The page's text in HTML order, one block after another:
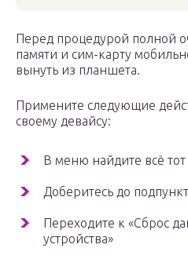
Перед процедурой полной
памяти и сим-карту
вынуть из планшета.
Примените следующие
своему девайсу:
В меню найдите всё
Доберитесь до
Переходите к «Сброс
устройства»